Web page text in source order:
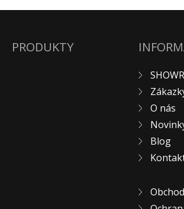
O NÁS
PRODUKTY
O nás
Blog